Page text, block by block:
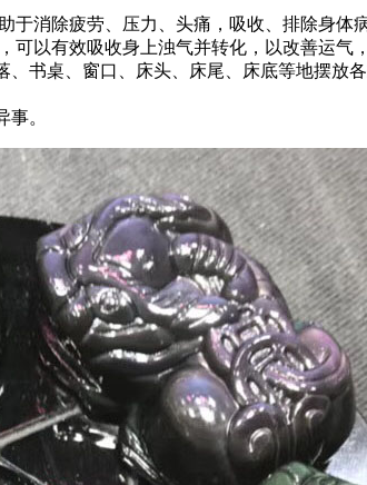
消除疲劳、压力、头痛，吸收、排除身
以有效吸收身上浊气并转化，以改善运气
书桌、窗口、床头、床尾、床底等地摆放
。